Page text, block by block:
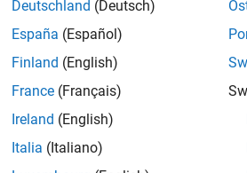
Senior Software Quality Engineer
Senior Software Quality Engineer
FR-Meudon| Ingénierie de la qualité |
Leverage your C/C++ development
automated test suites, Hands-on
Deutschland (Deutsch)
España (Español)
Finland (English)
France (Français)
Ireland (English)
Italia (Italiano)